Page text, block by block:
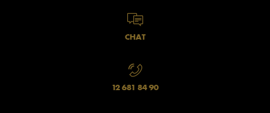
CHAT
12 681 84 90